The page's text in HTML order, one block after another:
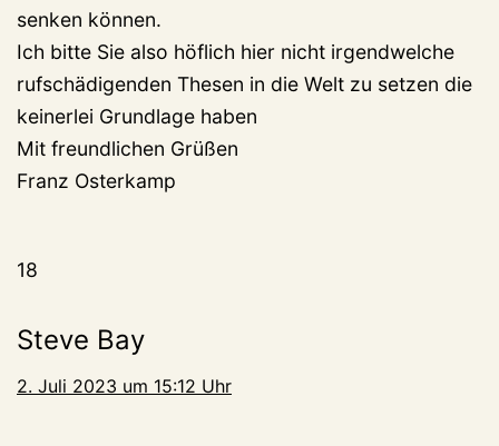
senken können.
Ich bitte Sie also höflich hier nicht irgendwelche
rufschädigenden Thesen in die Welt zu setzen die
keinerlei Grundlage haben
Mit freundlichen Grüßen
Franz Osterkamp
18
Steve Bay
2. Juli 2023 um 15:12 Uhr